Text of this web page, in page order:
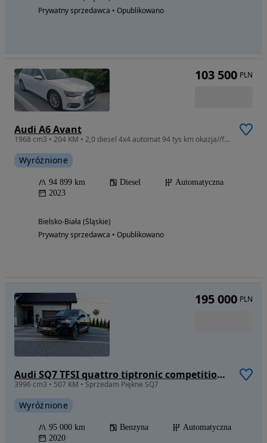
Prywatny sprzedawca • Opublikowano
Audi A6 Avant
1968 cm3 • 204 KM • 2,0 diesel 4x4 automat 94 tys km okazja//faktura vat cena brutto
Wyróżnione
94 899 km Diesel
Automatyczna
2023
Bielsko-Biała (Śląskie)
Prywatny sprzedawca • Opublikowano
103 500 PLN
Audi SQ7 TFSI quattro tiptronic competition plus
3996 cm3 • 507 KM • Sprzedam Piękne SQ7
Wyróżnione
95 000 km Benzyna
Automatyczna
2020
195 000 PLN